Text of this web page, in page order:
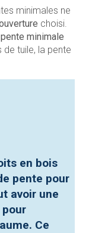
minimales ne
choisi.
pente minimale
tuile, la pente
en bois
pente pour
avoir une
pour
Ce